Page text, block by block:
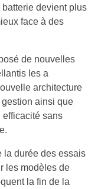
devient plus
face à des
de nouvelles
les a
architecture
ainsi que
efficacité sans
la durée des essais
les modèles de
la fin de la